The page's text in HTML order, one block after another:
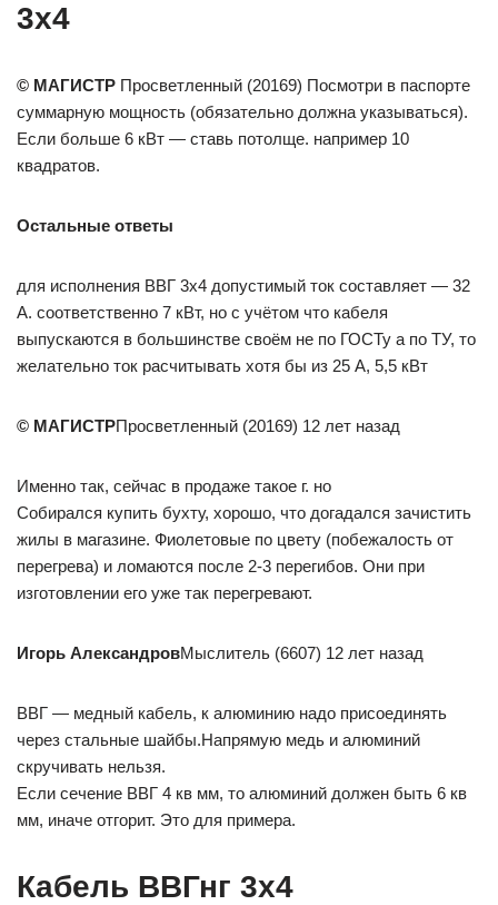
3х4
© МАГИСТР Просветленный (20169) Посмотри в паспорте
суммарную мощность (обязательно должна указываться).
Если больше 6 кВт — ставь потолще. например 10
квадратов.
Остальные ответы
для исполнения ВВГ 3х4 допустимый ток составляет — 32
А. соответственно 7 кВт, но с учётом что кабеля
выпускаются в большинстве своём не по ГОСТу а по ТУ, то
желательно ток расчитывать хотя бы из 25 А, 5,5 кВт
© МАГИСТРПросветленный (20169) 12 лет назад
Именно так, сейчас в продаже такое г. но
Собирался купить бухту, хорошо, что догадался зачистить
жилы в магазине. Фиолетовые по цвету (побежалость от
перегрева) и ломаются после 2-3 перегибов. Они при
изготовлении его уже так перегревают.
Игорь АлександровМыслитель (6607) 12 лет назад
ВВГ — медный кабель, к алюминию надо присоединять
через стальные шайбы.Напрямую медь и алюминий
скручивать нельзя.
Если сечение ВВГ 4 кв мм, то алюминий должен быть 6 кв
мм, иначе отгорит. Это для примера.
Кабель ВВГнг 3х4